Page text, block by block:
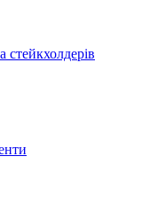
стейкхолдерів